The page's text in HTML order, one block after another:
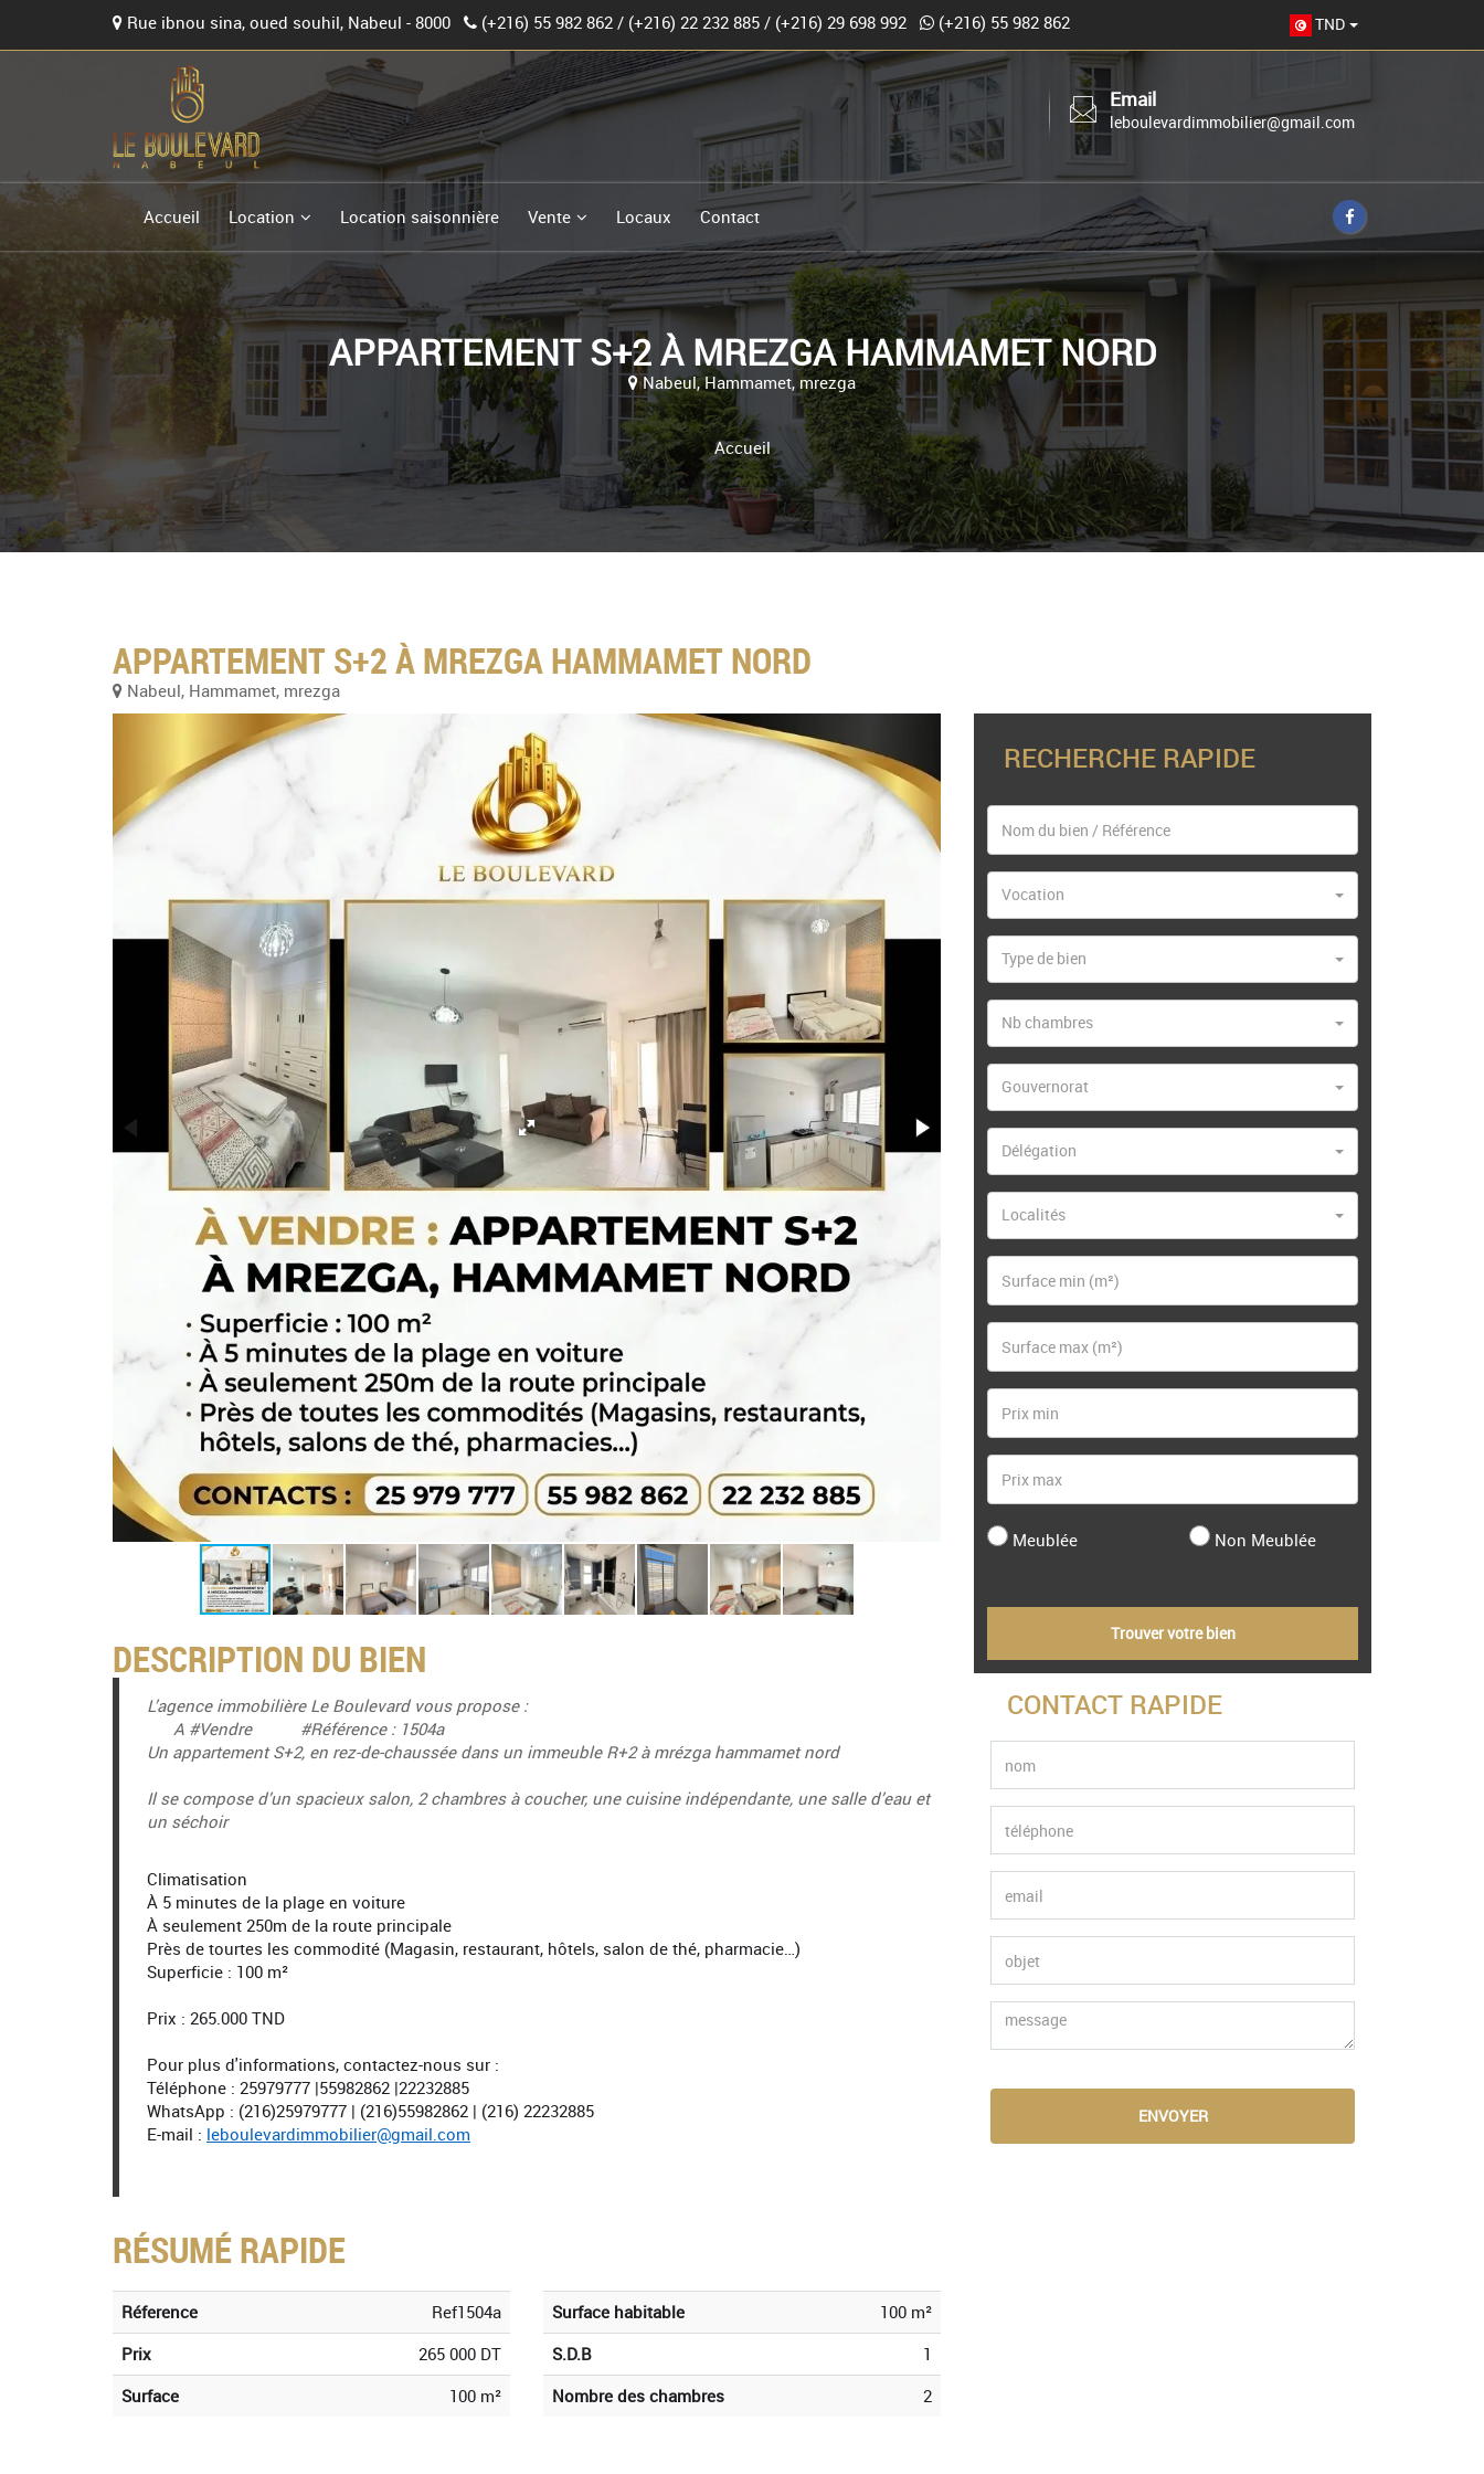
Rue ibnou sina, oued souhil, Nabeul - 8000 (+216) 55 982 862 / (+216) 22 232 885 / (+216) 29 698 992 (+216) 55 982 862 TND
Email
leboulevardimmobilier@gmail.com
Accueil Location Location saisonnière Vente Locaux Contact
APPARTEMENT S+2 À MREZGA HAMMAMET NORD
Nabeul, Hammamet, mrezga
Accueil
APPARTEMENT S+2 À MREZGA HAMMAMET NORD
Nabeul, Hammamet, mrezga
DESCRIPTION DU BIEN
L’agence immobilière Le Boulevard vous propose :
A #Vendre #Référence : 1504a
Un appartement S+2, en rez-de-chaussée dans un immeuble R+2 à mrézga hammamet nord
Il se compose d’un spacieux salon, 2 chambres à coucher, une cuisine indépendante, une salle d’eau et
un séchoir
Climatisation
À 5 minutes de la plage en voiture
À seulement 250m de la route principale
Près de tourtes les commodité (Magasin, restaurant, hôtels, salon de thé, pharmacie…)
Superficie : 100 m²
Prix : 265.000 TND
Pour plus d'informations, contactez-nous sur :
Téléphone : 25979777 |55982862 |22232885
WhatsApp : (216)25979777 | (216)55982862 | (216) 22232885
E-mail : leboulevardimmobilier@gmail.com
RÉSUMÉ RAPIDE
Réference
Ref1504a
Prix
265 000 DT
Surface
100 m²
Surface habitable
100 m²
S.D.B
1
Nombre des chambres
2
RECHERCHE RAPIDE
Vocation
Type de bien
Nb chambres
Gouvernorat
Délégation
Localités
Meublée Non Meublée
Trouver votre bien
CONTACT RAPIDE
ENVOYER